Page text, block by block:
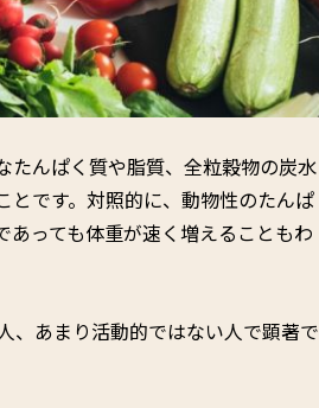
たんぱく質や脂質、全粒穀物の炭水
です。対照的に、動物性のたんぱ
っても体重が速く増えることもわ
、あまり活動的ではない人で顕著で